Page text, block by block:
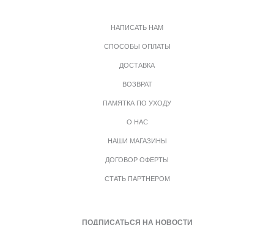
НАПИСАТЬ НАМ
СПОСОБЫ ОПЛАТЫ
ДОСТАВКА
ВОЗВРАТ
ПАМЯТКА ПО УХОДУ
О НАС
НАШИ МАГАЗИНЫ
ДОГОВОР ОФЕРТЫ
СТАТЬ ПАРТНЕРОМ
ПОДПИСАТЬСЯ НА НОВОСТИ